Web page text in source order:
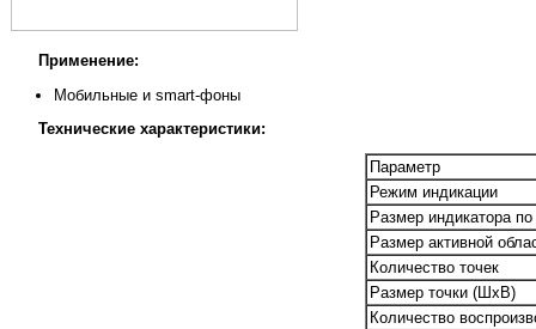
Применение:
Мобильные и smart-фоны
Технические характеристики:
Параметр
Режим индикации
Размер индикатора
Размер активной
Количество точек
Размер точки (ШxВ)
Количество